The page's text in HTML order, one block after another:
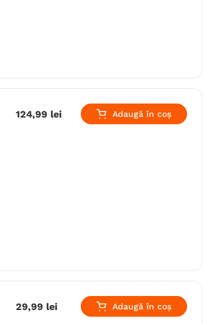
124,99 lei Adaugă în coș
29,99 lei Adaugă în coș